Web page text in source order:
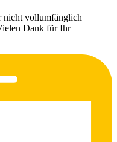
nicht vollumfänglich
Dank für Ihr